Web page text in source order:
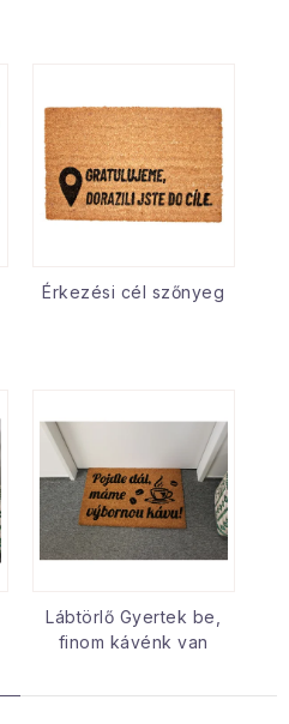
Érkezési cél szőnyeg
Lábtörlő Gyertek be,
finom kávénk van